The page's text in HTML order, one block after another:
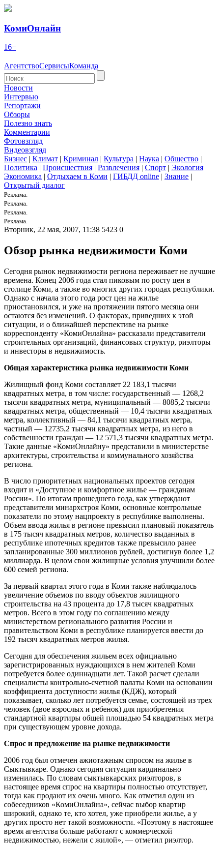
КомиОнлайн
16+
АгентствоСервисыКоманда
Новости
Интервью
Репортажи
Обзоры
Полезно знать
Комментарии
Фотовзгляд
Видеовзгляд
Бизнес | Климат | Криминал | Культура | Наука | Общество |
Политика | Происшествия | Развлечения | Спорт | Экология |
Экономика | Отдыхаем в Коми | ГИБДД online | Знание |
Открытый диалог
Реклама.
Реклама.
Реклама.
Реклама.
Вторник, 22 мая, 2007, 11:38 5423 0
Обзор рынка недвижимости Коми
Сегодня рынок недвижимости региона переживает не лучшие
времена. Конец 2006 года стал пиковым по росту цен в
столице Коми, а также во многих других городах республики.
Однако с начала этого года рост цен на жилье
приостановился, и уже на протяжении пятого месяца они
остаются без изменений. О факторах, приведших к этой
ситуации, и о ближайшей перспективе на рынке
корреспонденту «КомиОнлайна» рассказали представители
строительных организаций, финансовых структур, риэлторы
и инвесторы в недвижимость.
Общая характеристика рынка недвижимости Коми
Жилищный фонд Коми составляет 22 183,1 тысячи
квадратных метра, в том числе: государственный — 1268,2
тысячи квадратных метра, муниципальный — 8085,2 тысячи
квадратных метра, общественный — 10,4 тысячи квадратных
метра, коллективный — 84,1 тысячи квадратных метра,
частный — 12735,2 тысячи квадратных метра, из него в
собственности граждан — 12 571,3 тысячи квадратных метра.
Такие данные «КомиОнлайну» представили в министерстве
архитектуры, строительства и коммунального хозяйства
региона.
В число приоритетных национальных проектов сегодня
входит и «Доступное и комфортное жилье — гражданам
России». По итогам прошедшего года, как утверждают
представители минархстроя Коми, основные контрольные
показатели по этому нацпроекту в республике выполнены.
Объем ввода жилья в регионе превысил плановый показатель
в 175 тысяч квадратных метров, количество выданных в
республике ипотечных кредитов также превысило ранее
запланированные 300 миллионов рублей, достигнув более 1,2
миллиарда. В целом свои жилищные условия улучшили более
600 семей региона.
За первый квартал этого года в Коми также наблюдалось
увеличение объемов по вводу объектов жилищного
строительства на 43 процента до 17,8 тысяч квадратных
метров. Всего в этом году по соглашению между
министерством регионального развития России и
правительством Коми в республике планируется ввести до
192 тысяч квадратных метров жилья.
Сегодня для обеспечения жильем всех официально
зарегистрированных нуждающихся в нем жителей Коми
потребуется более одиннадцати лет. Такой расчет сделали
специалисты контрольно-счетной палаты Коми на основании
коэффициента доступности жилья (КДЖ), который
показывает, сколько лет потребуется семье, состоящей из трех
человек (двое взрослых и ребенок) для приобретения
стандартной квартиры общей площадью 54 квадратных метра
при существующем уровне дохода.
Спрос и предложение на рынке недвижимости
2006 год был отмечен ажиотажным спросом на жилье в
Сыктывкаре. Однако сегодня ситуация кардинально
изменилась. По словам сыктывкарских риэлторов, в
настоящее время спрос на квартиры полностью отсутствует,
тогда как продают их очень много. Как отметил один из
собеседников «КомиОнлайна», сейчас выбор квартир
широкий, однако те, кто хотел, уже приобрели жилье, а у
других просто нет такой возможности. «Поэтому в настоящее
время агентства больше работают с коммерческой
недвижимостью, нежели с жилой», — отметил риэлтор.